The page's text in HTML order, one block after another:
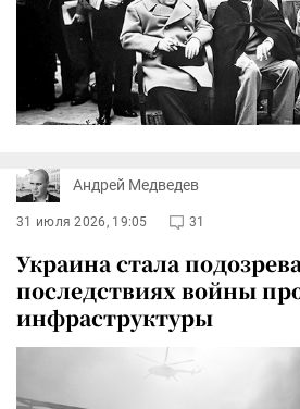
Андрей Медведев
31 июля 2026, 19:05 31
Украина стала
последствиях войны
инфраструктуры